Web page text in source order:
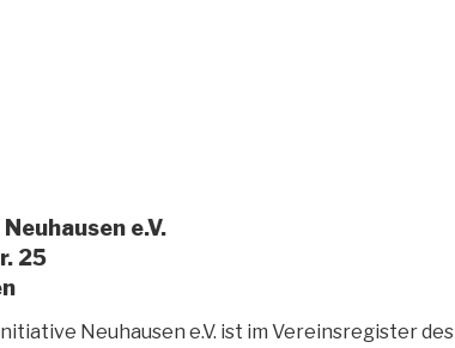
e.V.
25
Neuhausen e.V. ist im Vereinsregister des